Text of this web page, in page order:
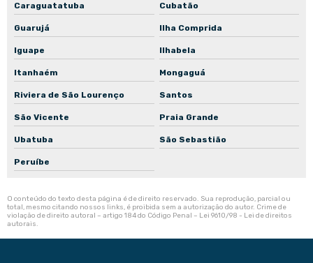
Caraguatatuba Cubatão
Guarujá Ilha Comprida
Iguape Ilhabela
Itanhaém Mongaguá
Riviera de São Lourenço Santos
São Vicente Praia Grande
Ubatuba São Sebastião
Peruíbe
O conteúdo do texto desta página é de direito reservado. Sua reprodução, parcial ou
total, mesmo citando nossos links, é proibida sem a autorização do autor. Crime de
violação de direito autoral – artigo 184 do Código Penal – Lei 9610/98 - Lei de direitos
autorais.